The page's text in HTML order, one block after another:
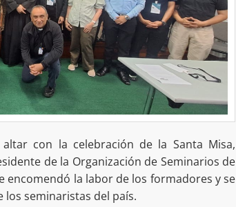
con la celebración de la Santa Misa,
de la Organización de Seminarios de
encomendó la labor de los formadores y se
seminaristas del país.